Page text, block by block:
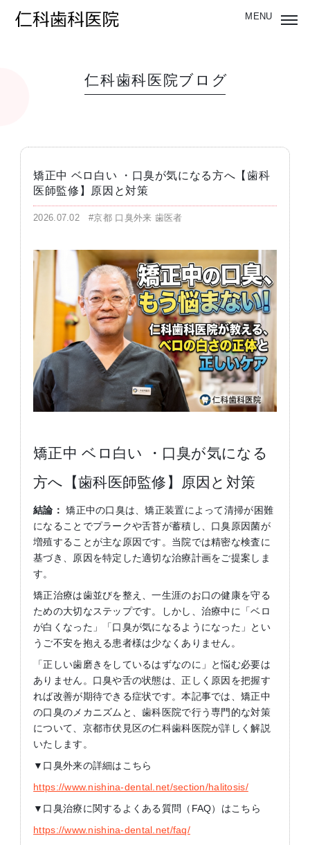
仁科歯科医院ブログ
矯正中 ベロ白い ・口臭が気になる方へ【歯科
医師監修】原因と対策
2026.07.02#京都 口臭外来 歯医者
矯正中 ベロ白い ・口臭が気になる
方へ【歯科医師監修】原因と対策
結論： 矯正中の口臭は、矯正装置によって清掃が困難
になることでプラークや舌苔が蓄積し、口臭原因菌が
増殖することが主な原因です。当院では精密な検査に
基づき、原因を特定した適切な治療計画をご提案しま
す。
矯正治療は歯並びを整え、一生涯のお口の健康を守る
ための大切なステップです。しかし、治療中に「ベロ
が白くなった」「口臭が気になるようになった」とい
うご不安を抱える患者様は少なくありません。
「正しい歯磨きをしているはずなのに」と悩む必要は
ありません。口臭や舌の状態は、正しく原因を把握す
れば改善が期待できる症状です。本記事では、矯正中
の口臭のメカニズムと、歯科医院で行う専門的な対策
について、京都市伏見区の仁科歯科医院が詳しく解説
いたします。
▼口臭外来の詳細はこちら
https://www.nishina-dental.net/section/halitosis/
▼口臭治療に関するよくある質問（FAQ）はこちら
https://www.nishina-dental.net/faq/